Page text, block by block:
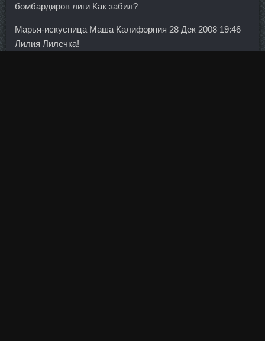
бомбардиров лиги Как забил?
Марья-искусница Маша Калифорния 28 Дек 2008 19:46
Лилия Лилечка!